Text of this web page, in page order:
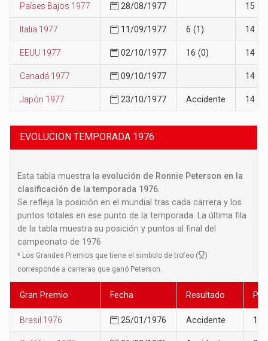
Países Bajos 1977 28/08/1977 15
Italia 1977 11/09/1977 6 (1) 14
EEUU 1977 02/10/1977 16 (0) 14
Canadá 1977 09/10/1977 14
Japón 1977 23/10/1977 Accidente 14
EVOLUCION TEMPORADA 1976
Esta tabla muestra la evolución de Ronnie Peterson en la
clasificación de la temporada 1976
Se refleja la posición en el mundial tras cada carrera y los
puntos totales en ese punto de la temporada. La última fila
de la tabla muestra su posición y puntos al final del
campeonato de 1976
* Los Grandes Premios que tiene el simbolo de trofeo (
)
corresponde a carreras que ganó Peterson.
Gran Premio Fecha Resultado
Brasil 1976 25/01/1976 Accidente 19